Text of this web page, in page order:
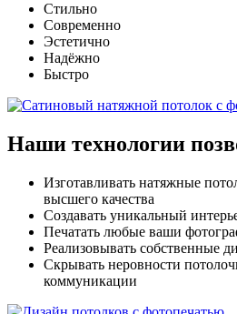
Стильно
Современно
Эстетично
Надёжно
Быстро
Наши технологии
Изготавливать натяжные
высшего качества
Создавать уникальный
Печатать любые ваши
Реализовывать собственные
Скрывать неровности
коммуникации